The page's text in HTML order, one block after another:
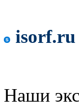
isorf.ru
Наши